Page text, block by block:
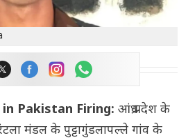
Pakistan Firing: आंध्र प्रदेश के
मंडल के पुट्टागुंडलापल्ले गांव के